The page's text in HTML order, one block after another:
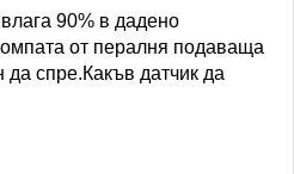
90% в дадено
от пералня подаваща
спре.Какъв датчик да